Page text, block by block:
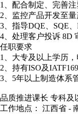
1、配合制定、完善
2、监控产品开发至
3、指导DQE、SQE
4、处理客户投诉 8D
任职要求
1、大专及以上学历
2、持有ISO及
3、5年以上制造体系
品质推进课长 专科及
工作地点： 江西省 -